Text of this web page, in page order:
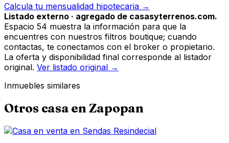
Calcula tu mensualidad hipotecaria →
Listado externo · agregado de casasyterrenos.com.
Espacio 54 muestra la información para que la
encuentres con nuestros filtros boutique; cuando
contactas, te conectamos con el broker o propietario.
La oferta y disponibilidad final corresponde al listador
original. Ver listado original →
Inmuebles similares
Otros casa en Zapopan